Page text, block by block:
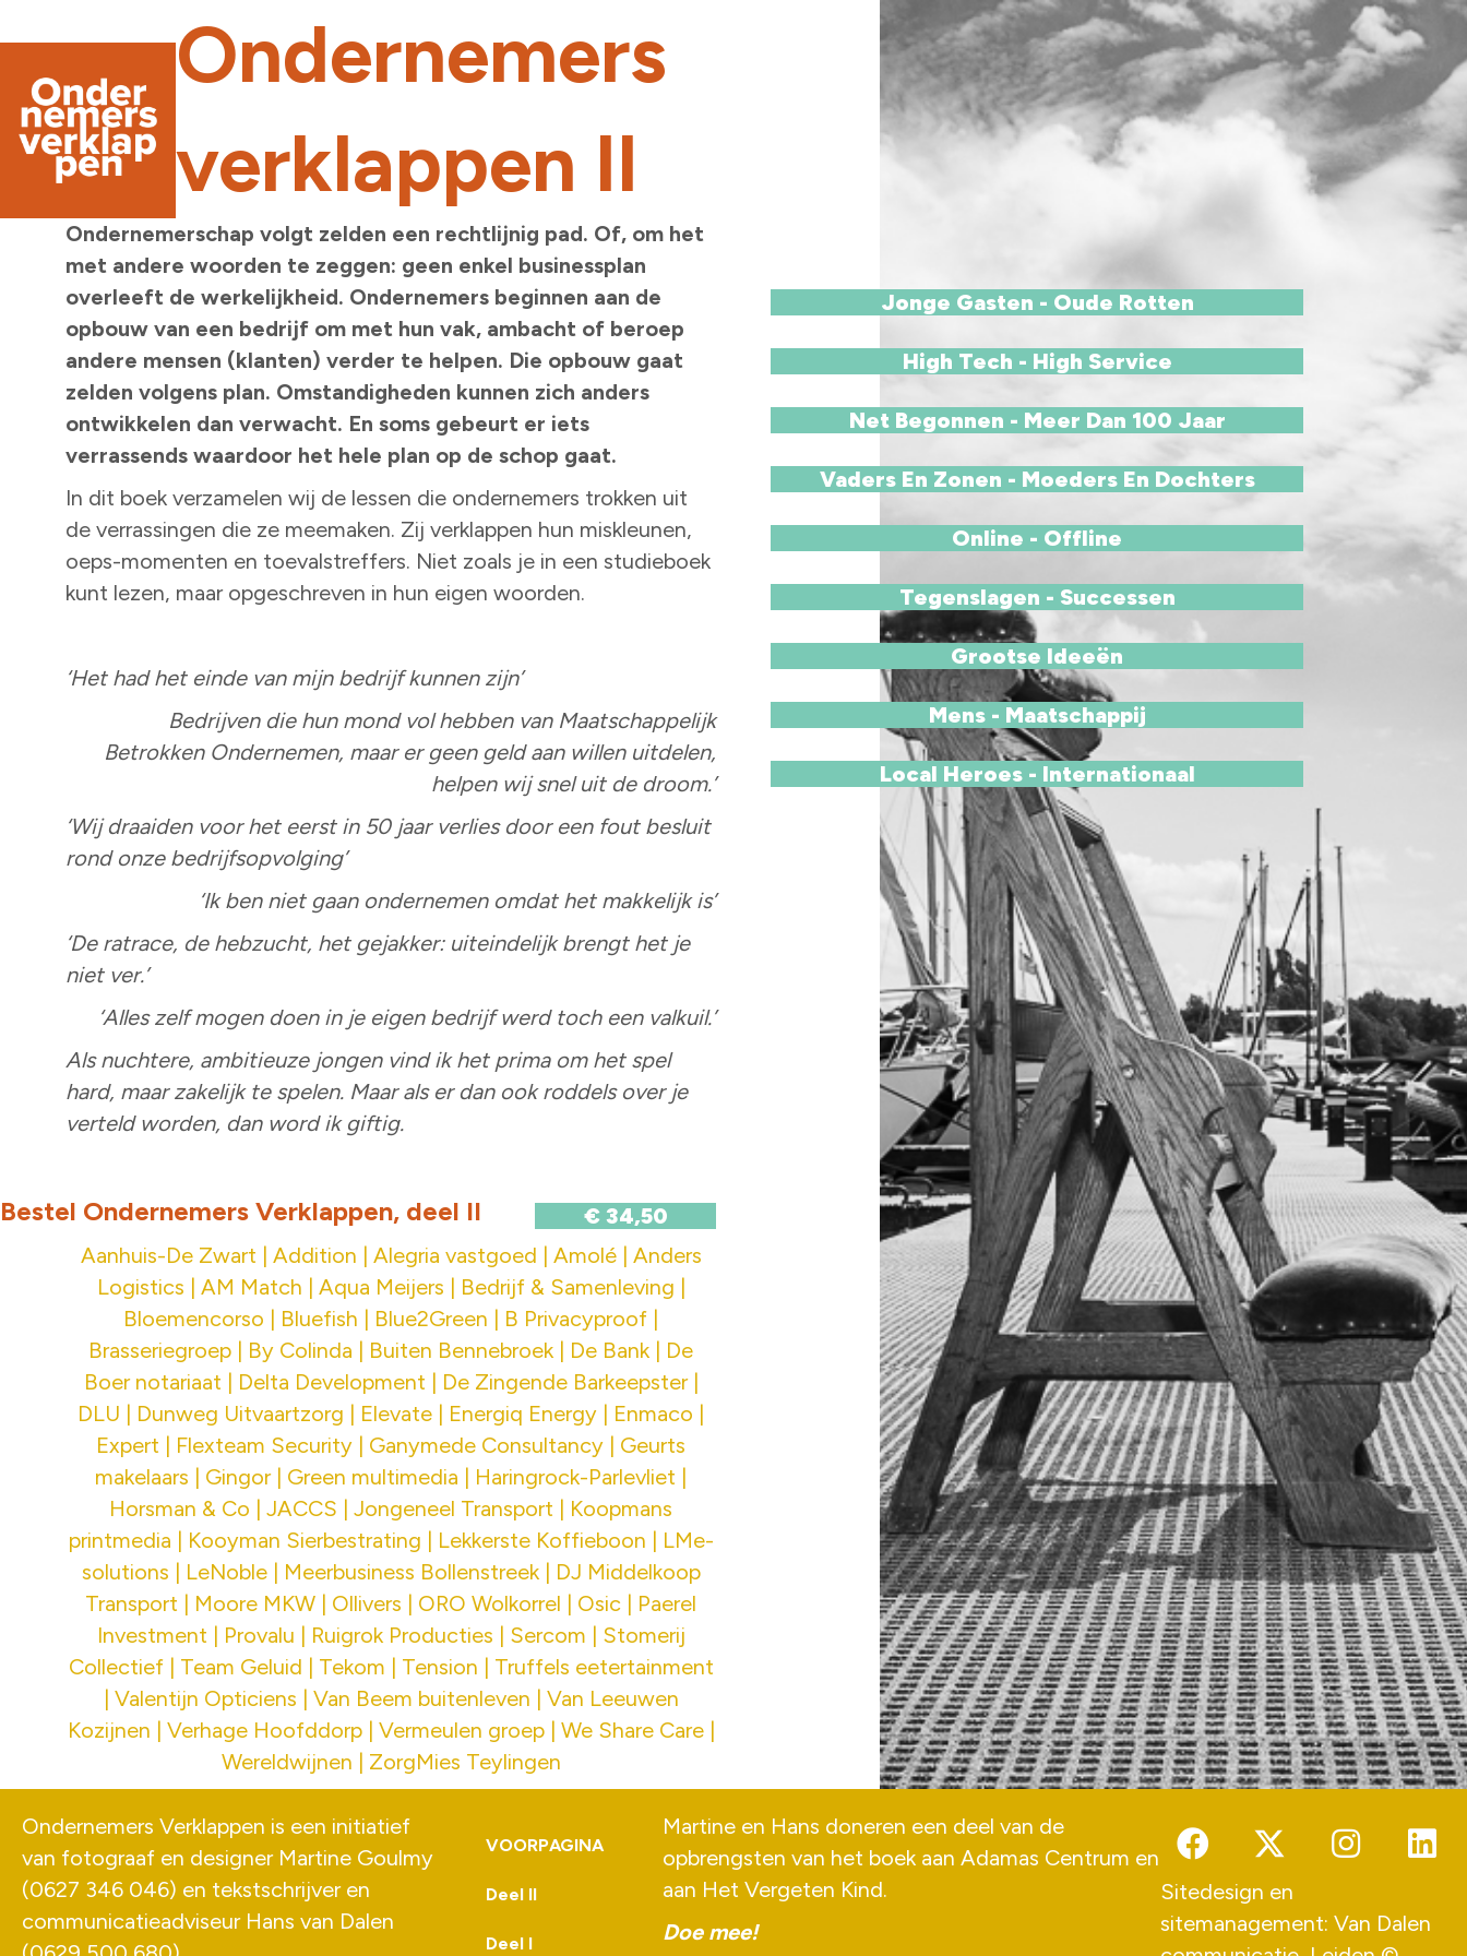
Ondernemers
verklappen II
Ondernemerschap volgt zelden een rechtlijnig pad. Of, om het
met andere woorden te zeggen: geen enkel businessplan
overleeft de werkelijkheid. Ondernemers beginnen aan de
opbouw van een bedrijf om met hun vak, ambacht of beroep
andere mensen (klanten) verder te helpen. Die opbouw gaat
zelden volgens plan. Omstandigheden kunnen zich anders
ontwikkelen dan verwacht. En soms gebeurt er iets
verrassends waardoor het hele plan op de schop gaat.
In dit boek verzamelen wij de lessen die ondernemers trokken uit
de verrassingen die ze meemaken. Zij verklappen hun miskleunen,
oeps-momenten en toevalstreffers. Niet zoals je in een studieboek
kunt lezen, maar opgeschreven in hun eigen woorden.
‘Het had het einde van mijn bedrijf kunnen zijn’
Bedrijven die hun mond vol hebben van Maatschappelijk
Betrokken Ondernemen, maar er geen geld aan willen uitdelen,
helpen wij snel uit de droom.’
‘Wij draaiden voor het eerst in 50 jaar verlies door een fout besluit
rond onze bedrijfsopvolging’
‘Ik ben niet gaan ondernemen omdat het makkelijk is’
‘De ratrace, de hebzucht, het gejakker: uiteindelijk brengt het je
niet ver.’
‘Alles zelf mogen doen in je eigen bedrijf werd toch een valkuil.’
Als nuchtere, ambitieuze jongen vind ik het prima om het spel
hard, maar zakelijk te spelen. Maar als er dan ook roddels over je
verteld worden, dan word ik giftig.
Bestel Ondernemers Verklappen, deel II
€ 34,50
Aanhuis-De Zwart | Addition | Alegria vastgoed | Amolé | Anders
Logistics | AM Match | Aqua Meijers | Bedrijf & Samenleving |
Bloemencorso | Bluefish | Blue2Green | B Privacyproof |
Brasseriegroep | By Colinda | Buiten Bennebroek | De Bank | De
Boer notariaat | Delta Development | De Zingende Barkeepster |
DLU | Dunweg Uitvaartzorg | Elevate | Energiq Energy | Enmaco |
Expert | Flexteam Security | Ganymede Consultancy | Geurts
makelaars | Gingor | Green multimedia | Haringrock-Parlevliet |
Horsman & Co | JACCS | Jongeneel Transport | Koopmans
printmedia | Kooyman Sierbestrating | Lekkerste Koffieboon | LMe-
solutions | LeNoble | Meerbusiness Bollenstreek | DJ Middelkoop
Transport | Moore MKW | Ollivers | ORO Wolkorrel | Osic | Paerel
Investment | Provalu | Ruigrok Producties | Sercom | Stomerij
Collectief | Team Geluid | Tekom | Tension | Truffels eetertainment
| Valentijn Opticiens | Van Beem buitenleven | Van Leeuwen
Kozijnen | Verhage Hoofddorp | Vermeulen groep | We Share Care |
Wereldwijnen | ZorgMies Teylingen
Jonge Gasten - Oude Rotten
High Tech - High Service
Net Begonnen - Meer Dan 100 Jaar
Vaders En Zonen - Moeders En Dochters
Online - Offline
Tegenslagen - Successen
Grootse Ideeën
Mens - Maatschappij
Local Heroes - Internationaal
Ondernemers Verklappen is een initiatief
van fotograaf en designer Martine Goulmy
(0627 346 046) en tekstschrijver en
communicatieadviseur Hans van Dalen
VOORPAGINA
Deel II
Deel I
Martine en Hans doneren een deel van de
opbrengsten van het boek aan Adamas Centrum en
aan Het Vergeten Kind.
Doe mee!
Sitedesign en
sitemanagement:Van Dalen